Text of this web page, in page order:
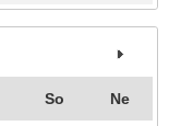
So Ne